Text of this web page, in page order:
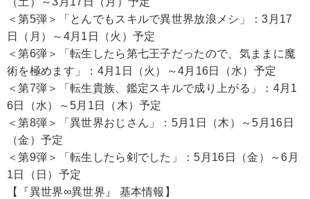
＜第5弾＞「とんでもスキルで異世界放浪メシ」：3月17
日（月）～4月1日（火）予定
＜第6弾＞「転生したら第七王子だったので、気ままに魔
術を極めます」：4月1日（火）～4月16日（水）予定
＜第7弾＞「転生貴族、鑑定スキルで成り上がる」：4月1
6日（水）～5月1日（木）予定
＜第8弾＞「異世界おじさん」：5月1日（木）～5月16日
（金）予定
＜第9弾＞「転生したら剣でした」：5月16日（金）～6月
1日（日）予定
【『異世界∞異世界』 基本情報】